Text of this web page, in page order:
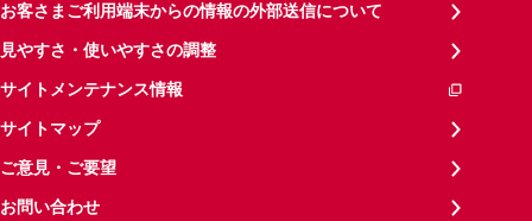
お客さまご利用端末からの情報の外部送信について
見やすさ・使いやすさの調整
サイトメンテナンス情報
サイトマップ
ご意見・ご要望
お問い合わせ